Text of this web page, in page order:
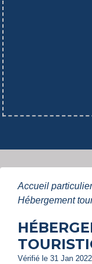
Accueil
Hébergement
Vérifié le 31 Jan